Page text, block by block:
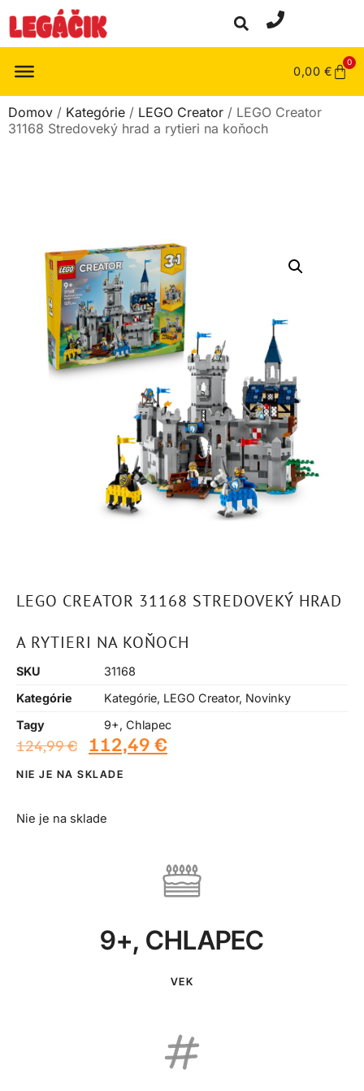
0,00 €
0
Domov / Kategórie / LEGO Creator / LEGO Creator
31168 Stredoveký hrad a rytieri na koňoch
LEGO CREATOR 31168 STREDOVEKÝ HRAD
A RYTIERI NA KOŇOCH
SKU
31168
Kategórie
Kategórie, LEGO Creator, Novinky
Tagy
9+, Chlapec
124,99€ 112,49 €
NIE JE NA SKLADE
Nie je na sklade
9+, CHLAPEC
VEK